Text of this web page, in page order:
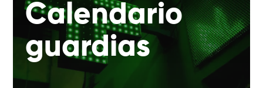
Calendario
guardias